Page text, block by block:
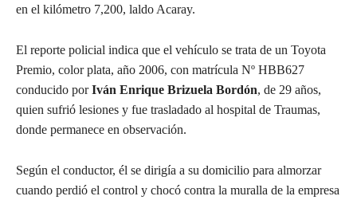
en el kilómetro 7,200, laldo Acaray.
El reporte policial indica que el vehículo se trata de un Toyota
Premio, color plata, año 2006, con matrícula Nº HBB627
conducido porIván Enrique Brizuela Bordón, de 29 años,
quien sufrió lesiones y fue trasladado al hospital de Traumas,
donde permanece en observación.
Según el conductor, él se dirigía a su domicilio para almorzar
cuando perdió el control y chocó contra la muralla de la empresa